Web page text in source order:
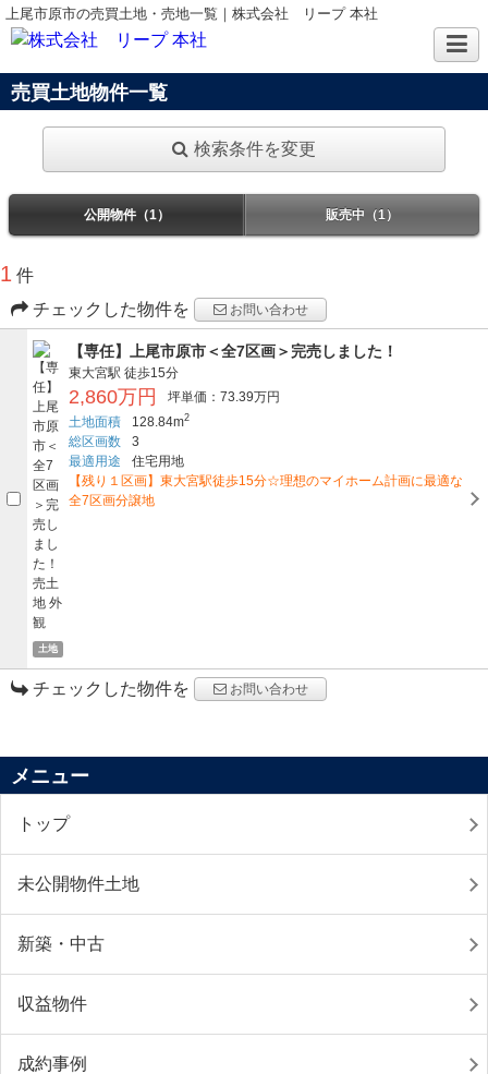
上尾市原市の売買土地・売地一覧｜株式会社 リープ 本社
売買土地物件一覧
検索条件を変更
公開物件（1） 販売中（1）
1 件
チェックした物件を
お問い合わせ
土地
【専任】上尾市原市＜全7区画＞完売しました！
東大宮駅 徒歩15分
2,860万円
坪単価：73.39万円
土地面積
128.84m2
総区画数
3
最適用途
住宅用地
【残り１区画】東大宮駅徒歩15分☆理想のマイホーム計画に最適な
全7区画分譲地
チェックした物件を お問い合わせ
メニュー
トップ
未公開物件土地
新築・中古
収益物件
成約事例